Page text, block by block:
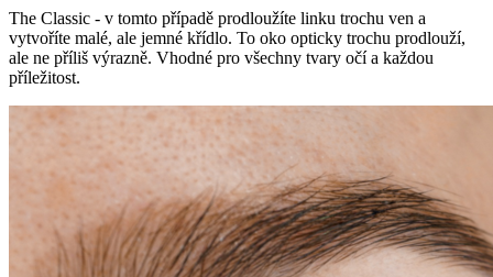
The Classic - v tomto případě prodloužíte linku trochu ven a
vytvoříte malé, ale jemné křídlo. To oko opticky trochu prodlouží,
ale ne příliš výrazně. Vhodné pro všechny tvary očí a každou
příležitost.